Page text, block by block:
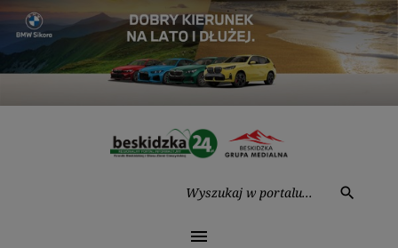
Przejdź
treści
search
menu